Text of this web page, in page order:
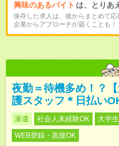
興味のあるバイト は、とりあ
保存した求人は、後からまとめて応
企業からアプローチが届くことも！
夜勤＝待機多め！？
護スタッフ＊日払い
派遣 社会人未経験OK 大学
WEB登録・面接OK